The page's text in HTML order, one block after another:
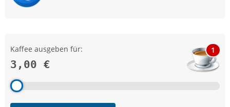
Kaffee ausgeben für:
3,00 €
1